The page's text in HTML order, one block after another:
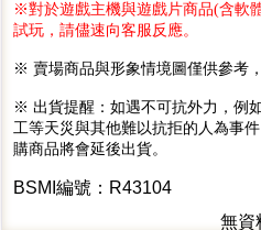
※對於遊戲主機與遊戲片商品(含軟
試玩，請儘速向客服反應。
※ 賣場商品與形象情境圖僅供參考
※ 出貨提醒：如遇不可抗外力，例
工等天災與其他難以抗拒的人為事
購商品將會延後出貨。
BSMI編號：R43104
無資